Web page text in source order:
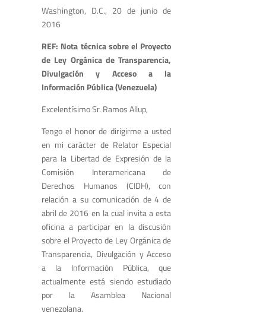
Washington, D.C., 20 de junio de
2016
REF: Nota técnica sobre el Proyecto
de Ley Orgánica de Transparencia,
Divulgación y Acceso a la
Información Pública (Venezuela)
Excelentísimo Sr. Ramos Allup,
Tengo el honor de dirigirme a usted
en mi carácter de Relator Especial
para la Libertad de Expresión de la
Comisión Interamericana de
Derechos Humanos (CIDH), con
relación a su comunicación de 4 de
abril de 2016 en la cual invita a esta
oficina a participar en la discusión
sobre el Proyecto de Ley Orgánica de
Transparencia, Divulgación y Acceso
a la Información Pública, que
actualmente está siendo estudiado
por la Asamblea Nacional
venezolana.